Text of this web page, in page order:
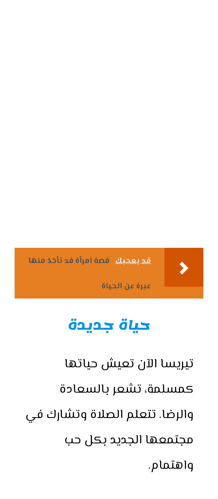
قد يعجبك قصة امرأة قد تأخذ منها
عبرة عن الحياة
حياة جديدة
تيريسا الآن تعيش حياتها
كمسلمة، تشعر بالسعادة
والرضا. تتعلم الصلاة وتشارك في
مجتمعها الجديد بكل حب
واهتمام.